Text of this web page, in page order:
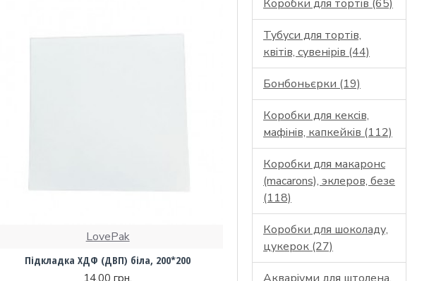
LovePak
Підкладка ХДФ (ДВП) біла, 200*200
Коробки для тортів (65)
Тубуси для тортів,
квітів, сувенірів (44)
Бонбоньєрки (19)
Коробки для кексів,
мафінів, капкейків (112)
Коробки для макаронс
(macarons), эклеров, безе
(118)
Коробки для шоколаду,
цукерок (27)